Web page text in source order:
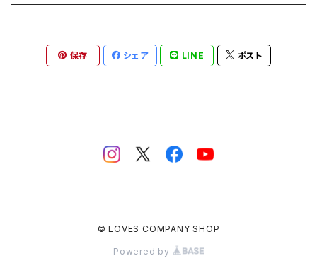
ステッカー
アクリルキーホルダー
保存 シェア LINE ポスト
© LOVES COMPANY SHOP
Powered by